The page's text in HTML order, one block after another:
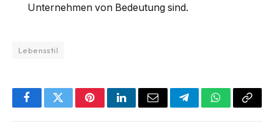
Unternehmen von Bedeutung sind.
Lebensstil
FacebookTwitterPinterestLinkedInEmail TelegramWhatsApp
Copy